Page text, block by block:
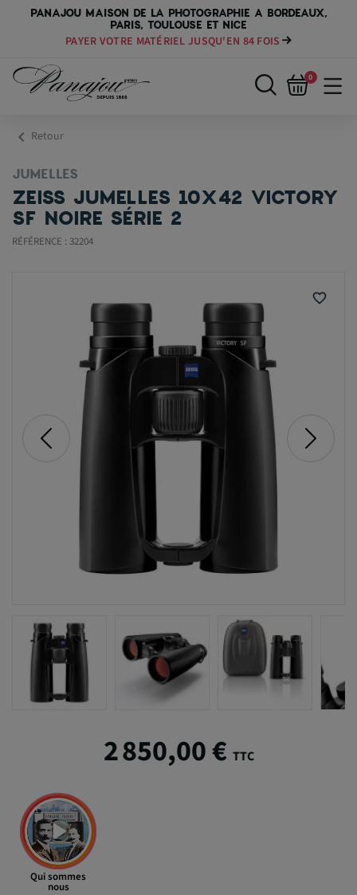
PANAJOU MAISON DE LA PHOTOGRAPHIE A BORDEAUX,
PARIS, TOULOUSE ET NICE
PAYER VOTRE MATÉRIEL JUSQU'EN 84 FOIS
0
chevron_left Retour
JUMELLES
ZEISS JUMELLES 10X42 VICTORY
SF NOIRE SÉRIE 2
RÉFÉRENCE : 32204
favorite_border
2 850,00 € TTC
Qui sommes
nous